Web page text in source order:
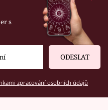
s
ODESLAT
zpracování osobních údajů